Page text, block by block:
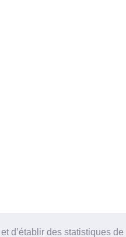
d’établir des statistiques